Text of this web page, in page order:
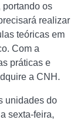
portando os
realizar
teóricas em
Com a
práticas e
a CNH.
unidades do
sexta-feira,